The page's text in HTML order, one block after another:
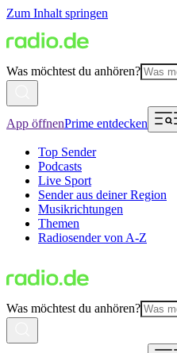
Zum Inhalt springen
Was möchtest du anhören?
App öffnenPrime entdecken
Top Sender
Podcasts
Live Sport
Sender aus deiner Region
Musikrichtungen
Themen
Radiosender von A-Z
Was möchtest du anhören?